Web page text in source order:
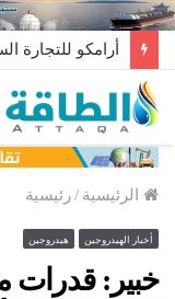
الرئيسية /رئيسية
أخبار الهيدروجين هيدروجين
خبير: قدرات